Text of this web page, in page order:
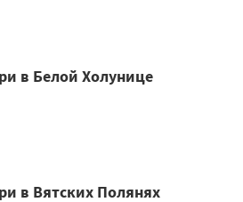
в Белой Холунице
в Вятских Полянях